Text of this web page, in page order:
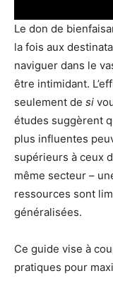
Le don de
la fois aux
naviguer dans le
être intimidant.
seulement de si
études suggèrent
plus influentes
supérieurs à ceux
même secteur –
ressources sont
généralisées.
Ce guide vise à
pratiques pour